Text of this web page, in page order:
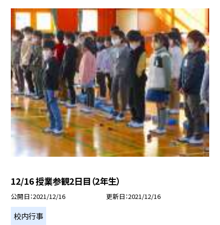
12/16 授業参観2日目（2年生）
公開日 2021/12/16 更新日 2021/12/16
校内行事